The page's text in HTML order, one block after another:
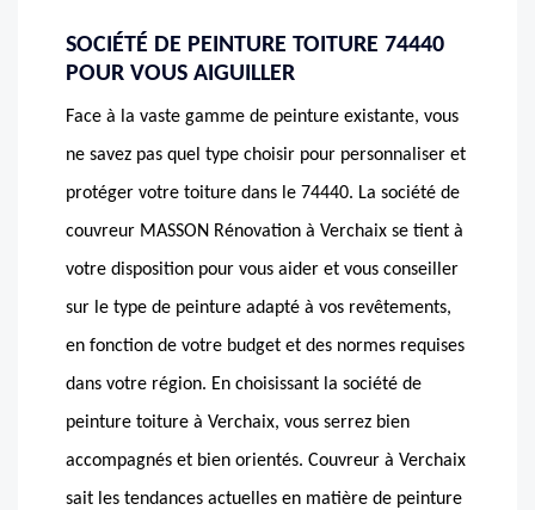
SOCIÉTÉ DE PEINTURE TOITURE 74440
POUR VOUS AIGUILLER
Face à la vaste gamme de peinture existante, vous
ne savez pas quel type choisir pour personnaliser et
protéger votre toiture dans le 74440. La société de
couvreur MASSON Rénovation à Verchaix se tient à
votre disposition pour vous aider et vous conseiller
sur le type de peinture adapté à vos revêtements,
en fonction de votre budget et des normes requises
dans votre région. En choisissant la société de
peinture toiture à Verchaix, vous serrez bien
accompagnés et bien orientés. Couvreur à Verchaix
sait les tendances actuelles en matière de peinture